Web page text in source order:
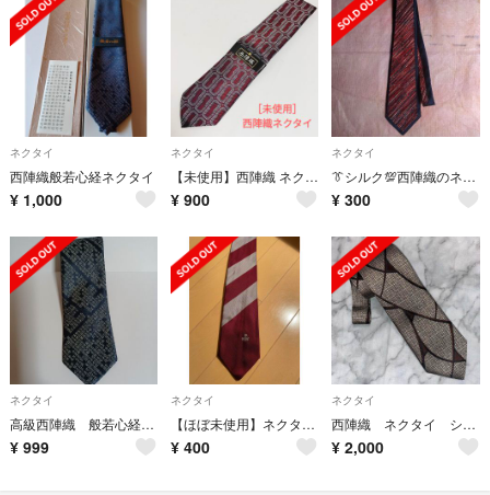
ネクタイ
西陣織般若心経ネクタイ
¥ 1,000
ネクタイ
【未使用】西陣織 ネクタイ （アクリル100%） ※高級 オシャレ デザイン
¥ 900
ネクタイ
👔シルク💯西陣織のネクタイ
¥ 300
ネクタイ
高級西陣織 般若心経ネクタイ
¥ 999
ネクタイ
【ほぼ未使用】ネクタイ 京都 西陣織
¥ 400
ネクタイ
西陣織 ネクタイ シルク100% 結びやすい
¥ 2,000